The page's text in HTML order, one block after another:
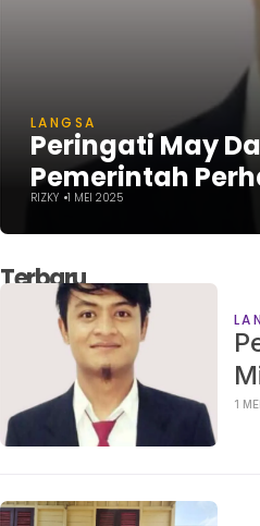
LANGSA
Peringati May
Pemerintah
RIZKY 1 MEI 2025
Terbaru